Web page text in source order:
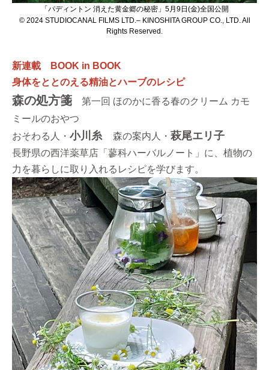
「パディントン 消えた黄金郷の秘密」5月9日(金)全国公開
© 2024 STUDIOCANAL FILMS LTD.– KINOSHITA GROUP CO., LTD. All
Rights Reserved.
新連載 BOOK in BOOK
身体をととのえる精油とハーブのレシピ
森の処方箋
第一回 ほのかに香る春のクリーム カモ
ミールのおやつ
おそわる人・ 小川糸 森の案内人・ 萩尾エリ子
長野県の西洋薬草店「蓼科ハーバルノート」に、植物の
力を暮らしに取り入れるレシピを学びます。